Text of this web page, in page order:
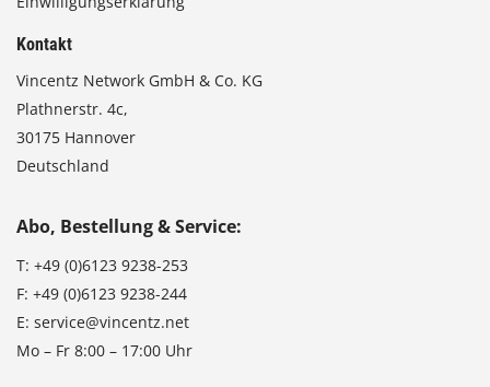
Kontakt
Vincentz Network GmbH & Co. KG
Plathnerstr. 4c,
30175 Hannover
Deutschland
Abo, Bestellung & Service:
T: +49 (0)6123 9238-253
F: +49 (0)6123 9238-244
E: service@vincentz.net
Mo – Fr 8:00 – 17:00 Uhr